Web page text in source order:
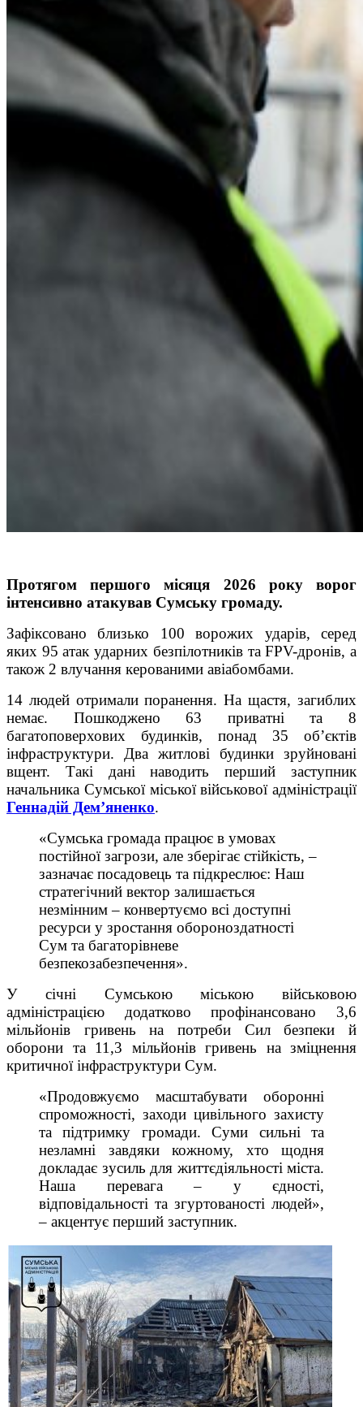
Протягом першого місяця 2026 року ворог
інтенсивно атакував Сумську громаду.
Зафіксовано близько 100 ворожих ударів, серед
яких 95 атак ударних безпілотників та FPV-дронів, а
також 2 влучання керованими авіабомбами.
14 людей отримали поранення. На щастя, загиблих
немає. Пошкоджено 63 приватні та 8
багатоповерхових будинків, понад 35 об’єктів
інфраструктури. Два житлові будинки зруйновані
вщент. Такі дані наводить перший заступник
начальника Сумської міської військової адміністрації
Геннадій Дем’яненко.
«Сумська громада працює в умовах
постійної загрози, але зберігає стійкість, –
зазначає посадовець та підкреслює: Наш
стратегічний вектор залишається
незмінним – конвертуємо всі доступні
ресурси у зростання обороноздатності
Сум та багаторівневе
безпекозабезпечення».
У січні Сумською міською військовою
адміністрацією додатково профінансовано 3,6
мільйонів гривень на потреби Сил безпеки й
оборони та 11,3 мільйонів гривень на зміцнення
критичної інфраструктури Сум.
«Продовжуємо масштабувати оборонні
спроможності, заходи цивільного захисту
та підтримку громади. Суми сильні та
незламні завдяки кожному, хто щодня
докладає зусиль для життєдіяльності міста.
Наша перевага – у єдності,
відповідальності та згуртованості людей»,
– акцентує перший заступник.